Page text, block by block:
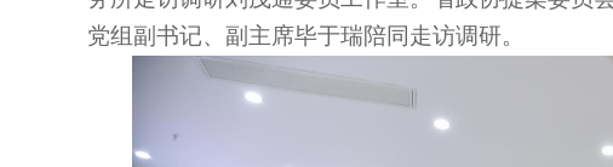
党组副书记、副主席毕于瑞陪同走访调研。